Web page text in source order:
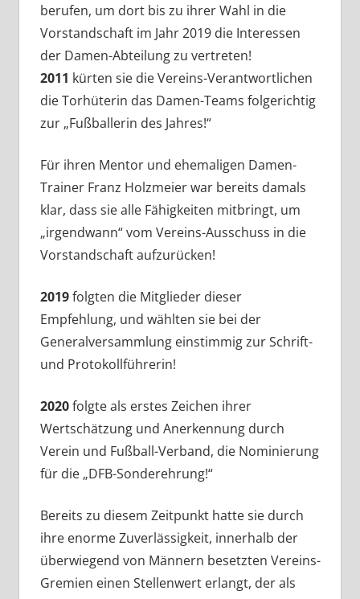
berufen, um dort bis zu ihrer Wahl in die
Vorstandschaft im Jahr 2019 die Interessen
der Damen-Abteilung zu vertreten!
2011 kürten sie die Vereins-Verantwortlichen
die Torhüterin das Damen-Teams folgerichtig
zur „Fußballerin des Jahres!“
Für ihren Mentor und ehemaligen Damen-
Trainer Franz Holzmeier war bereits damals
klar, dass sie alle Fähigkeiten mitbringt, um
„irgendwann“ vom Vereins-Ausschuss in die
Vorstandschaft aufzurücken!
2019folgten die Mitglieder dieser
Empfehlung, und wählten sie bei der
Generalversammlung einstimmig zur Schrift-
und Protokollführerin!
2020folgte als erstes Zeichen ihrer
Wertschätzung und Anerkennung durch
Verein und Fußball-Verband, die Nominierung
für die „DFB-Sonderehrung!“
Bereits zu diesem Zeitpunkt hatte sie durch
ihre enorme Zuverlässigkeit, innerhalb der
überwiegend von Männern besetzten Vereins-
Gremien einen Stellenwert erlangt, der als